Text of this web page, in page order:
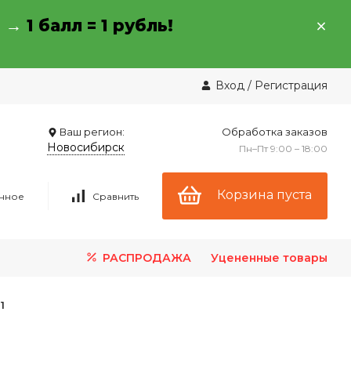
→ 1 балл = 1 рубль!
Вход / Регистрация
Ваш регион:
Новосибирск
Обработка заказов
Пн–Пт 9:00 – 18:00
Сравнить Корзина пуста
РАСПРОДАЖА Уцененные товары